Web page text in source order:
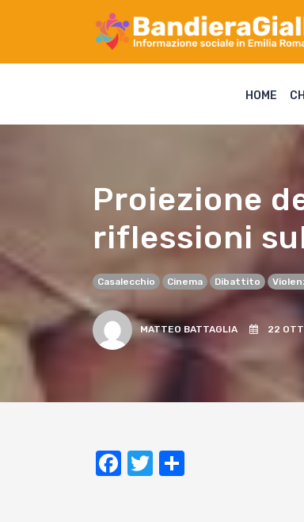
HOME
Proiezione
riflessioni
Casalecchio Cinema Dibattito
MATTEO BATTAGLIA 22
Facebook
Twitter